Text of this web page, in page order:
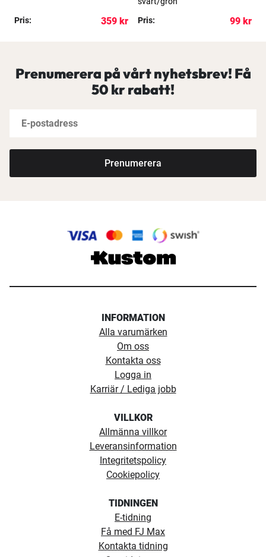
Pris: 359 kr
Pris:
99 kr
Prenumerera på vårt nyhetsbrev! Få
50 kr rabatt!
Prenumerera
INFORMATION
Alla varumärken
Om oss
Kontakta oss
Logga in
Karriär / Lediga jobb
VILLKOR
Allmänna villkor
Leveransinformation
Integritetspolicy
Cookiepolicy
TIDNINGEN
E-tidning
Få med FJ Max
Kontakta tidning